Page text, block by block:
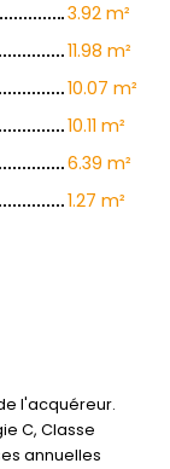
3.92 m²
11.98 m²
10.07 m²
10.11 m²
6.39 m²
1.27 m²
l'acquéreur.
C, Classe
annuelles